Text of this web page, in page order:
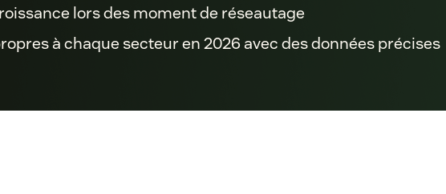
lors des moment de réseautage
à chaque secteur en 2026 avec des données précises